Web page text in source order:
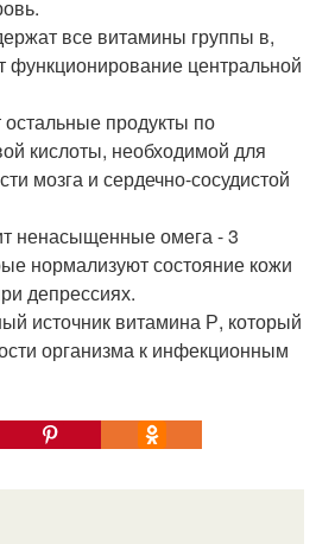
все витамины группы в,
центральной
продукты по
кислоты, необходимой для
мозга и сердечно-сосудистой
ненасыщенные омега - 3
нормализуют состояние кожи
депрессиях.
источник витамина Р, который
организма к инфекционным